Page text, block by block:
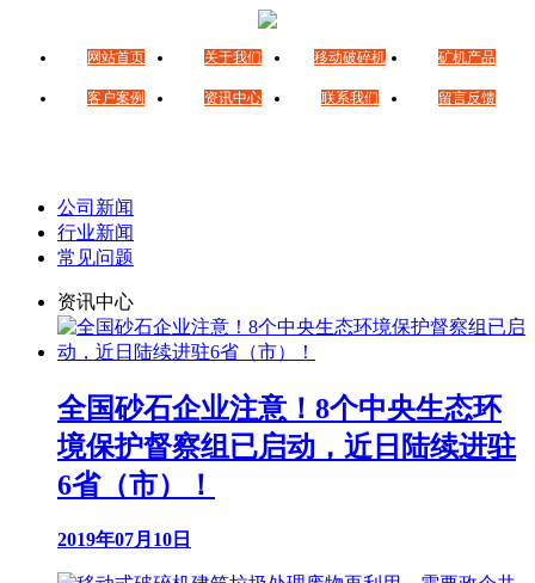
网站首页 关于我们 移动破碎机 矿机产品
客户案例 资讯中心 联系我们 留言反馈
公司新闻
行业新闻
常见问题
资讯中心
全国砂石企业注意！8个中央生态环
境保护督察组已启动，近日陆续进驻
6省（市）！
2019年07月10日